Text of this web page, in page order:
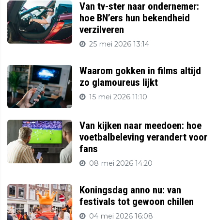
Van tv-ster naar ondernemer:
hoe BN’ers hun bekendheid
verzilveren
25 mei 2026 13:14
Waarom gokken in films altijd
zo glamoureus lijkt
15 mei 2026 11:10
Van kijken naar meedoen: hoe
voetbalbeleving verandert voor
fans
08 mei 2026 14:20
Koningsdag anno nu: van
festivals tot gewoon chillen
04 mei 2026 16:08